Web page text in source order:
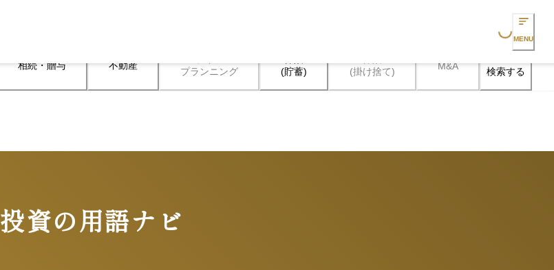
Loading... MENU
相続・贈与 不動産
プランニング
(貯蓄)
(掛け捨て)
M&A 検索する
投資の用語ナビ